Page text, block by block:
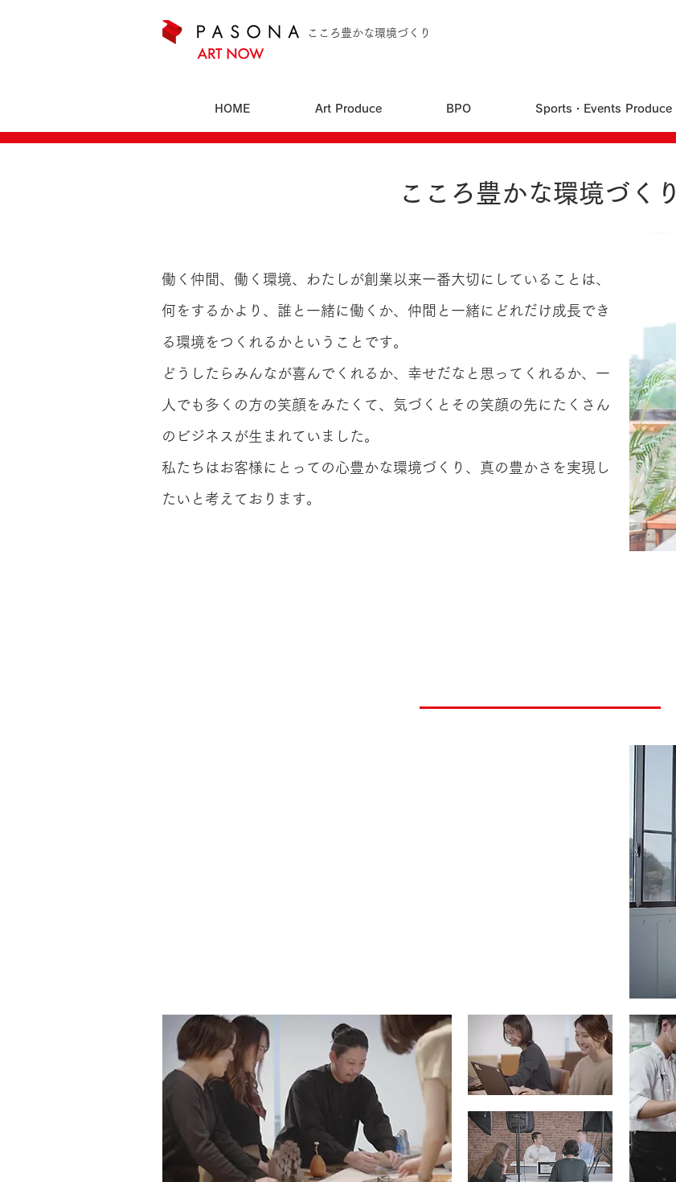
こころ豊かな環境づくり
HOME Art Produce BPO Sports・Events Produce
こころ豊かな環境づくり
働く仲間、働く環境、わたしが創業以来一番大切にしていることは、
何をするかより、誰と一緒に働くか、仲間と一緒にどれだけ成長でき
る環境をつくれるかということです。
どうしたらみんなが喜んでくれるか、幸せだなと思ってくれるか、一
人でも多くの方の笑顔をみたくて、気づくとその笑顔の先にたくさん
のビジネスが生まれていました。
私たちはお客様にとっての心豊かな環境づくり、真の豊かさを実現し
たいと考えております。